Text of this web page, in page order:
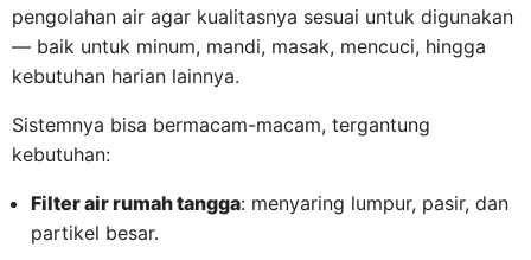
pengolahan air agar kualitasnya sesuai untuk digunakan
— baik untuk minum, mandi, masak, mencuci, hingga
kebutuhan harian lainnya.
Sistemnya bisa bermacam-macam, tergantung
kebutuhan:
Filter air rumah tangga: menyaring lumpur, pasir, dan
partikel besar.